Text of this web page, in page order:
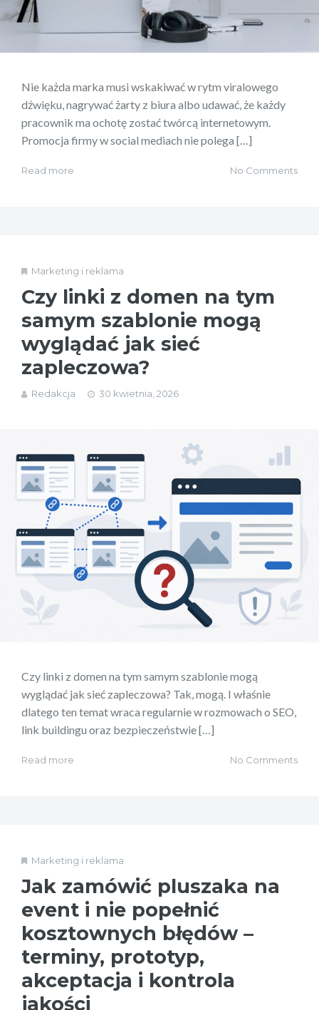
Nie każda marka musi wskakiwać w rytm viralowego
dźwięku, nagrywać żarty z biura albo udawać, że każdy
pracownik ma ochotę zostać twórcą internetowym.
Promocja firmy w social mediach nie polega […]
Read more No Comments
Marketing i reklama
Czy linki z domen na tym
samym szablonie mogą
wyglądać jak sieć
zapleczowa?
Redakcja 30 kwietnia, 2026
Czy linki z domen na tym samym szablonie mogą
wyglądać jak sieć zapleczowa? Tak, mogą. I właśnie
dlatego ten temat wraca regularnie w rozmowach o SEO,
link buildingu oraz bezpieczeństwie […]
Read more No Comments
Marketing i reklama
Jak zamówić pluszaka na
event i nie popełnić
kosztownych błędów –
terminy, prototyp,
akceptacja i kontrola
jakości